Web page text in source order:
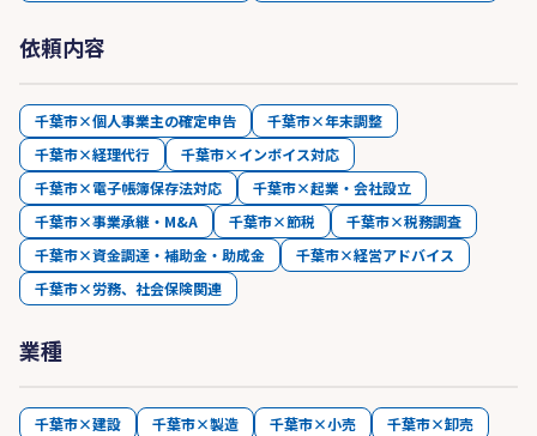
依頼内容
千葉市×個人事業主の確定申告
千葉市×年末調整
千葉市×経理代行
千葉市×インボイス対応
千葉市×電子帳簿保存法対応
千葉市×起業・会社設立
千葉市×事業承継・M&A
千葉市×節税
千葉市×税務調査
千葉市×資金調達・補助金・助成金
千葉市×経営アドバイス
千葉市×労務、社会保険関連
業種
千葉市×建設 千葉市×製造 千葉市×小売
千葉市×卸売